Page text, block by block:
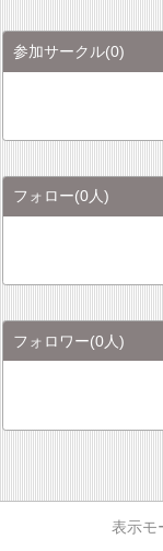
参加サークル(0)
フォロー(0人)
フォロワー(0人)